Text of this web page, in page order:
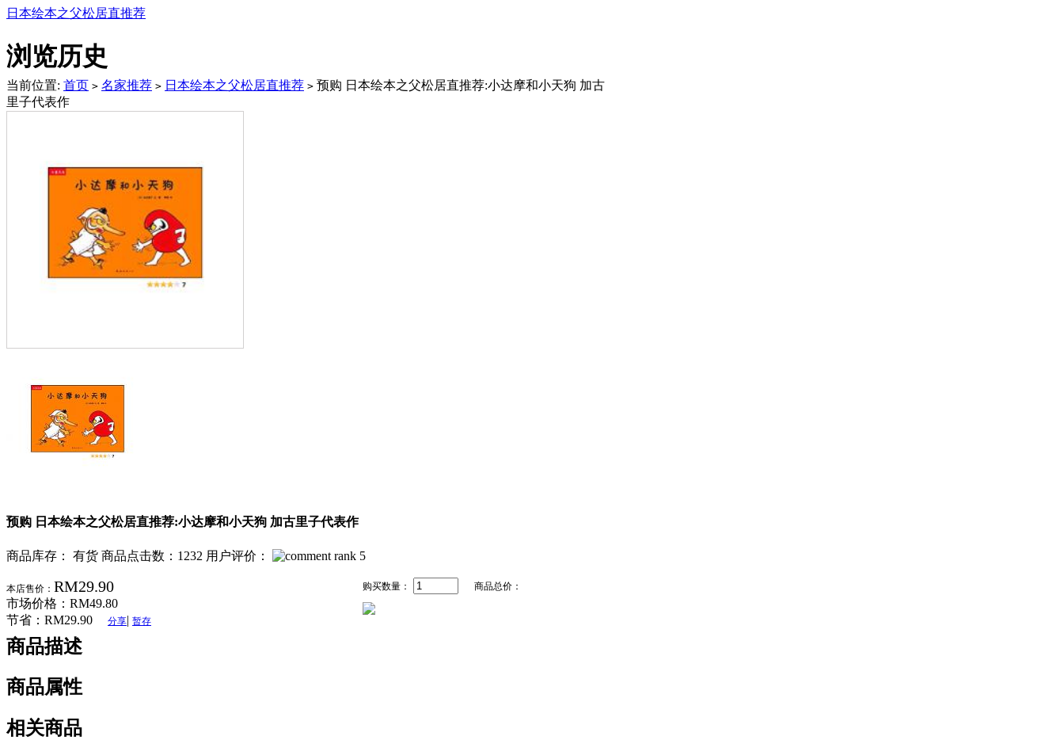
日本绘本之父松居直推荐
浏览历史
当前位置: 首页 > 名家推荐 > 日本绘本之父松居直推荐 > 预购 日本绘本之父松居直推荐:小达摩和小天狗 加古
里子代表作
预购 日本绘本之父松居直推荐:小达摩和小天狗 加古里子代表作
商品库存： 有货 商品点击数：1232 用户评价：
本店售价： RM29.90
市场价格： RM49.80
节省： RM29.90 分享| 暂存
购买数量： 商品总价：
商品描述
商品属性
相关商品